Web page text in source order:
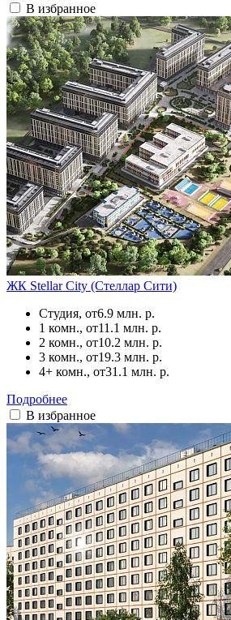
В избранное
ЖК Stellar City (Стеллар Сити)
Студия, от6.9 млн. р.
1 комн., от11.1 млн. р.
2 комн., от10.2 млн. р.
3 комн., от19.3 млн. р.
4+ комн., от31.1 млн. р.
Подробнее
В избранное